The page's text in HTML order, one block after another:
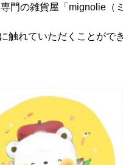
門の雑貨屋「mignolie（
触れていただくことができ